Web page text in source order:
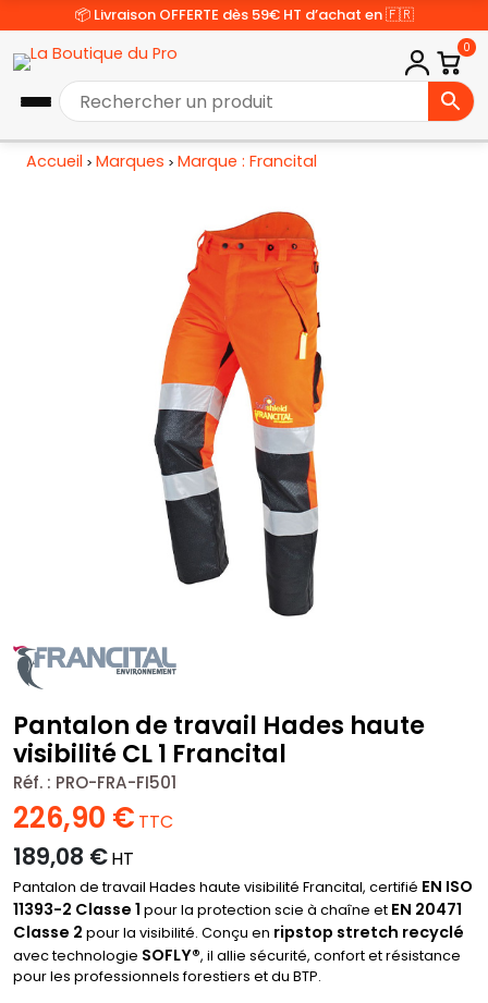
📦 Livraison OFFERTE dès 59€ HT d’achat en 🇫🇷
0
Accueil > Marques > Marque : Francital
Pantalon de travail Hades haute
visibilité CL 1 Francital
Réf. : PRO-FRA-FI501
226,90 € TTC
189,08 €HT
Pantalon de travail Hades haute visibilité Francital, certifié EN ISO
11393-2 Classe 1 pour la protection scie à chaîne et EN 20471
Classe 2 pour la visibilité. Conçu en ripstop stretch recyclé
avec technologie SOFLY®, il allie sécurité, confort et résistance
pour les professionnels forestiers et du BTP.